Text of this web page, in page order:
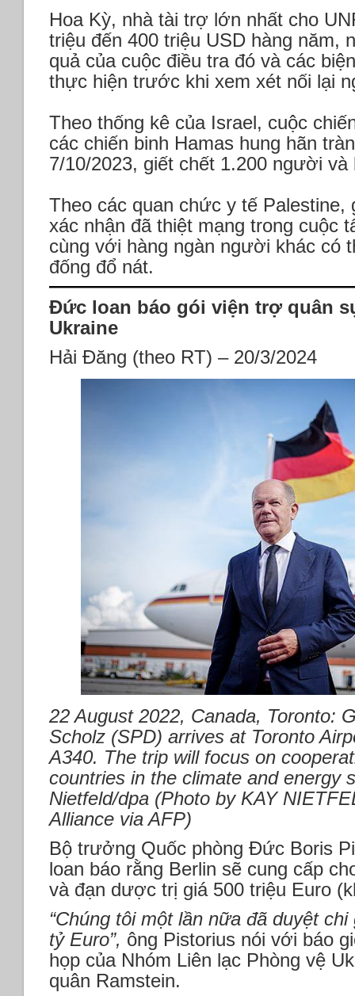
Hoa Kỳ, nhà tài trợ lớn nhất cho
triệu đến 400 triệu USD hàng năm,
quả của cuộc điều tra đó và các
thực hiện trước khi xem xét nối lại
Theo thống kê của Israel, cuộc
các chiến binh Hamas hung hãn
7/10/2023, giết chết 1.200 người
Theo các quan chức y tế
xác nhận đã thiệt mạng trong cuộc
cùng với hàng ngàn người khác có
đống đổ nát.
Đức loan báo gói viện trợ quân
Ukraine
Hải Đăng (theo RT) – 20/3/2024
22 August 2022, Canada, Toronto:
Scholz (SPD) arrives at Toronto
A340. The trip will focus on
countries in the climate and energy
Nietfeld/dpa (Photo by KAY
Alliance via AFP)
Bộ trưởng Quốc phòng Đức Boris
loan báo rằng Berlin sẽ cung cấp
và đạn dược trị giá 500 triệu Euro
“Chúng tôi một lần nữa đã duyệt
tỷ Euro”, ông Pistorius nói với báo
họp của Nhóm Liên lạc Phòng vệ
quân Ramstein.